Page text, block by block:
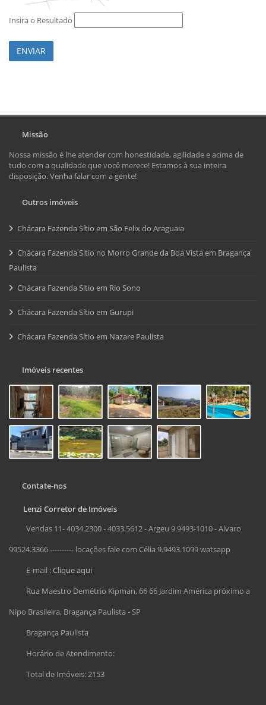
Insira o Resultado
ENVIAR
Missão
Nossa missão é lhe atender com honestidade, agilidade e acima de
tudo com a qualidade que você merece! Estamos à sua inteira
disposição. Venha falar com a gente!
Outros imóveis
Chácara Fazenda Sítio em São Felix do Araguaia
Chácara Fazenda Sítio no Morro Grande da Boa Vista em Bragança
Paulista
Chácara Fazenda Sítio em Rio Sono
Chácara Fazenda Sítio em Gurupi
Chácara Fazenda Sítio em Nazare Paulista
Imóveis recentes
Contate-nos
Lenzi Corretor de Imóveis
Vendas 11- 4034.2300 - 4033.5612 - Argeu 9.9493-1010 - Alvaro
99524.3366 ---------- locações fale com Célia 9.9493.1099 watsapp
E-mail :Clique aqui
Rua Maestro Demétrio Kipman, 66 66 Jardim América próximo a
Nipo Brasileira, Bragança Paulista - SP
Bragança Paulista
Horário de Atendimento:
Total de Imóveis: 2153